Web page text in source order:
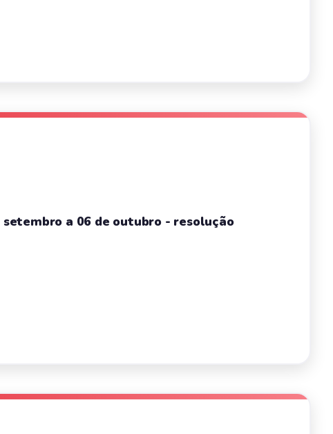
setembro a 06 de outubro - resolução